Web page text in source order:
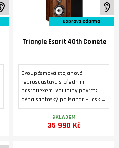
K poslechu ve studiu
Doprava zdarma
Triangle Esprit 40th Comète
Dvoupásmová stojanová
reprosoustava s předním
basreflexem. Volitelný povrch:
dýha santoský palisandr + lesklý
lak, nebo zlatý dub. Výškový
reproduktor 25 mm s kompozitní
hořčíkovou kalotou. Basový
SKLADEM
35 990 Kč